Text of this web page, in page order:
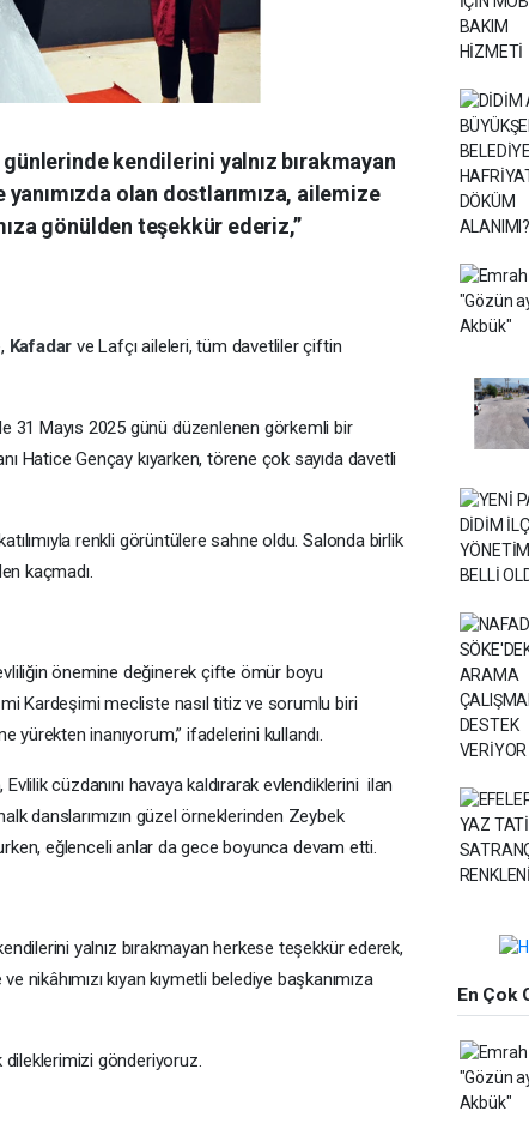
kendilerini yalnız bırakmayan
olan dostlarımıza, ailemize
gönülden teşekkür ederiz,”
Kafadarve Lafçı aileleri, tüm davetliler çiftin
31 Mayıs 2025 günü düzenlenen görkemli bir
Hatice Gençay kıyarken, törene çok sayıda davetli
renkli görüntülere sahne oldu. Salonda birlik
kaçmadı.
önemine değinerek çifte ömür boyu
Kardeşimi mecliste nasıl titiz ve sorumlu biri
yürekten inanıyorum,” ifadelerini kullandı.
cüzdanını havaya kaldırarak evlendiklerini ilan
danslarımızın güzel örneklerinden Zeybek
eğlenceli anlar da gece boyunca devam etti.
yalnız bırakmayan herkese teşekkür ederek,
nikâhımızı kıyan kıymetli belediye başkanımıza
gönderiyoruz.
En Çok